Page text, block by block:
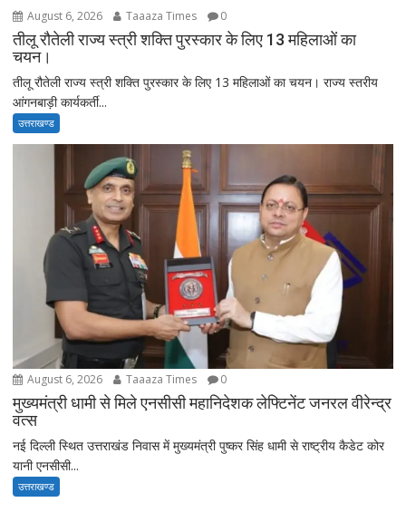
August 6, 2026 Taaaza Times 0
तीलू रौतेली राज्य स्त्री शक्ति पुरस्कार के लिए 13 महिलाओं का
चयन।
तीलू रौतेली राज्य स्त्री शक्ति पुरस्कार के लिए 13 महिलाओं का चयन। राज्य स्तरीय
आंगनबाड़ी कार्यकर्ती...
उत्तराखण्ड
August 6, 2026 Taaaza Times 0
मुख्यमंत्री धामी से मिले एनसीसी महानिदेशक लेफ्टिनेंट जनरल वीरेन्द्र
वत्स
नई दिल्ली स्थित उत्तराखंड निवास में मुख्यमंत्री पुष्कर सिंह धामी से राष्ट्रीय कैडेट कोर
यानी एनसीसी...
उत्तराखण्ड